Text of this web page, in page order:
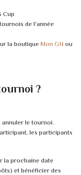
Cup
de l'année
la boutique Mon GN ou
?
annuler le tournoi.
les participants
la prochaine date
et bénéficier des